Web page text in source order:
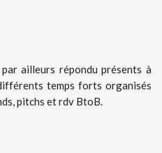
ailleurs répondu présents à
temps forts organisés
pitchs et rdv BtoB.